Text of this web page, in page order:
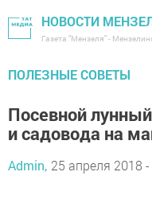
НОВОСТИ
Газета "Мензеля" -
ПОЛЕЗНЫЕ СОВЕТЫ
Посевной
и садовода на
Admin, 25 апреля 2018